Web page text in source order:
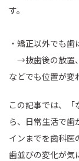
す。
・矯正以外でも
→抜歯後の放置
などでも位置が変
この記事では、「
ら、日常生活で歯
インまでを歯科医
歯並びの変化が気